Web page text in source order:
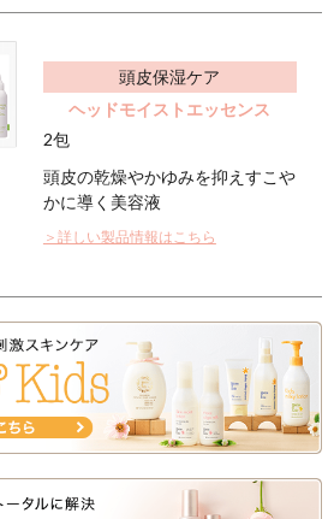
円(税込)以上のご